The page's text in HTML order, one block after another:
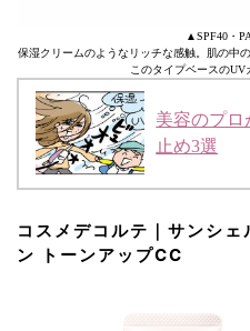
▲SPF40・
保湿クリームのようなリッチな感触。肌の中
このタイプベースのUV
美容のプロ
止め3選
コスメデコルテ｜サンシ
ン トーンアップCC